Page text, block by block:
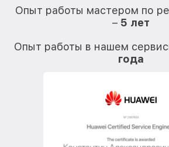
Опыт работы мастером по
– 5 лет
Опыт работы в нашем
года